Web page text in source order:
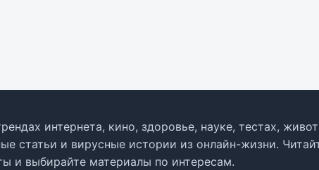
интернета, кино, здоровье, науке, тестах,
статьи и вирусные истории из онлайн-жизни.
и выбирайте материалы по интересам.